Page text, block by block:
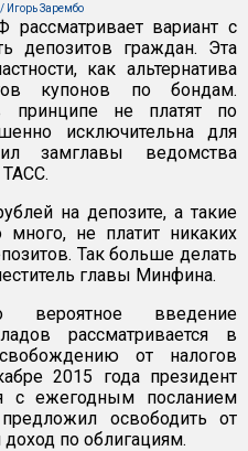
Игорь Зарембо
рассматривает вариант с
депозитов граждан. Эта
как альтернатива
купонов по бондам.
принципе не платят по
исключительна для
замглавы ведомства
на депозите, а такие
не платит никаких
Так больше делать
главы Минфина.
вероятное введение
рассматривается в
от налогов
2015 года президент
с ежегодным посланием
освободить от
по облигациям.